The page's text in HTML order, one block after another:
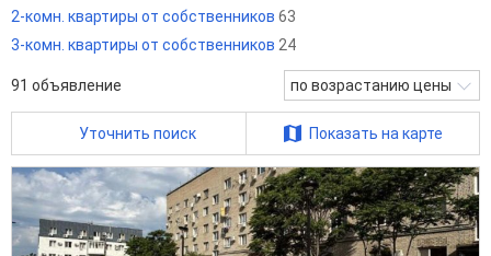
2-комн. квартиры от собственников 63
3-комн. квартиры от собственников 24
91 объявление по возрастанию цены
Уточнить поиск Показать на карте